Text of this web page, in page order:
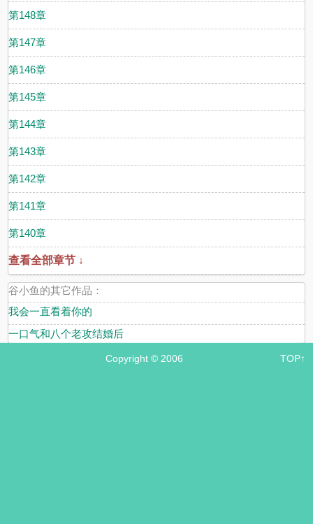
第148章
第147章
第146章
第145章
第144章
第143章
第142章
第141章
第140章
查看全部章节 ↓
谷小鱼的其它作品：
我会一直看着你的
一口气和八个老攻结婚后
Copyright © 2006 TOP↑